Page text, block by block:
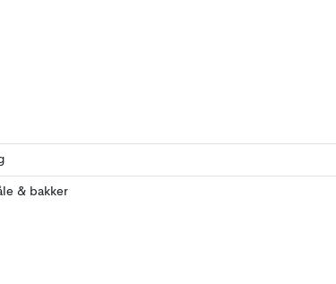
& bakker